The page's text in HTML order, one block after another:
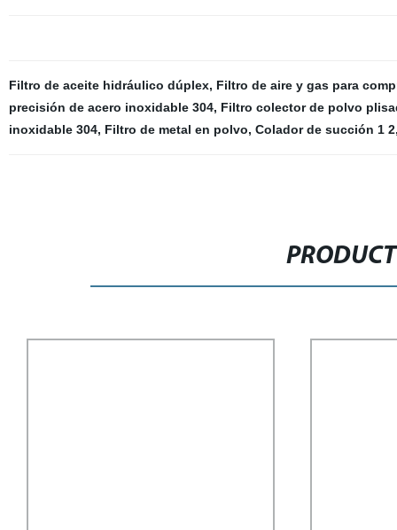
Filtro de aceite hidráulico dúplex, Filtro de aire y gas para
precisión de acero inoxidable 304, Filtro colector de polvo
inoxidable 304, Filtro de metal en polvo, Colador de succión 1 2